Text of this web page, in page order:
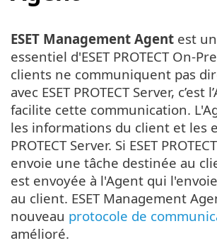
ESET Management Agent est
essentiel d'ESET PROTECT On-
clients ne communiquent pas
avec ESET PROTECT Server, c’est
facilite cette communication.
les informations du client et les
PROTECT Server. Si ESET
envoie une tâche destinée au
est envoyée à l'Agent qui
au client. ESET Management
nouveau protocole de
amélioré.